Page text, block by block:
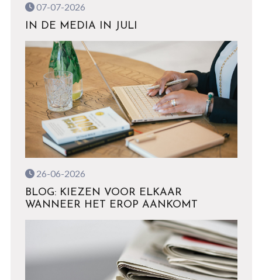
07-07-2026
IN DE MEDIA IN JULI
26-06-2026
BLOG: KIEZEN VOOR ELKAAR
WANNEER HET EROP AANKOMT